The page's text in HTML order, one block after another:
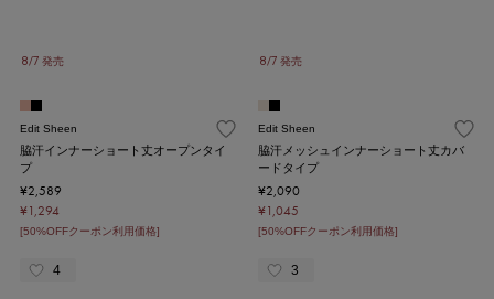
8/7 発売
Edit Sheen
脇汗インナーショート丈オープンタイ
プ
¥2,589
¥1,294
[50%OFFクーポン利用価格]
4
8/7 発売
Edit Sheen
脇汗メッシュインナーショート丈カバ
ードタイプ
¥2,090
¥1,045
[50%OFFクーポン利用価格]
3